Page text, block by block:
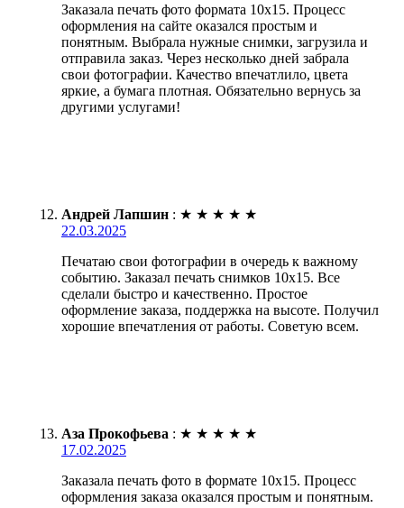
Заказала печать фото формата 10х15. Процесс
оформления на сайте оказался простым и
понятным. Выбрала нужные снимки, загрузила и
отправила заказ. Через несколько дней забрала
свои фотографии. Качество впечатлило, цвета
яркие, а бумага плотная. Обязательно вернусь за
другими услугами!
Андрей Лапшин : ★ ★ ★ ★ ★
22.03.2025
Печатаю свои фотографии в очередь к важному
событию. Заказал печать снимков 10х15. Все
сделали быстро и качественно. Простое
оформление заказа, поддержка на высоте. Получил
хорошие впечатления от работы. Советую всем.
Аза Прокофьева : ★ ★ ★ ★ ★
17.02.2025
Заказала печать фото в формате 10х15. Процесс
оформления заказа оказался простым и понятным.